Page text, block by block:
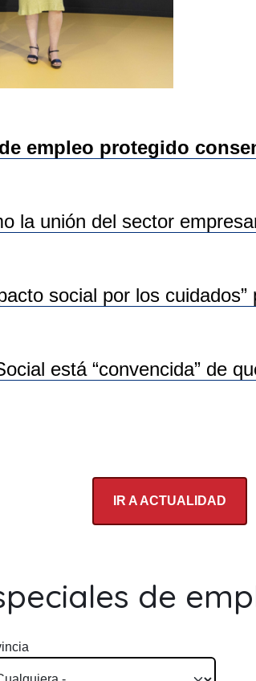
empleo protegido
la unión del sector
social por los cuidados”
está “convencida” de
IR A ACTUALIDAD
de